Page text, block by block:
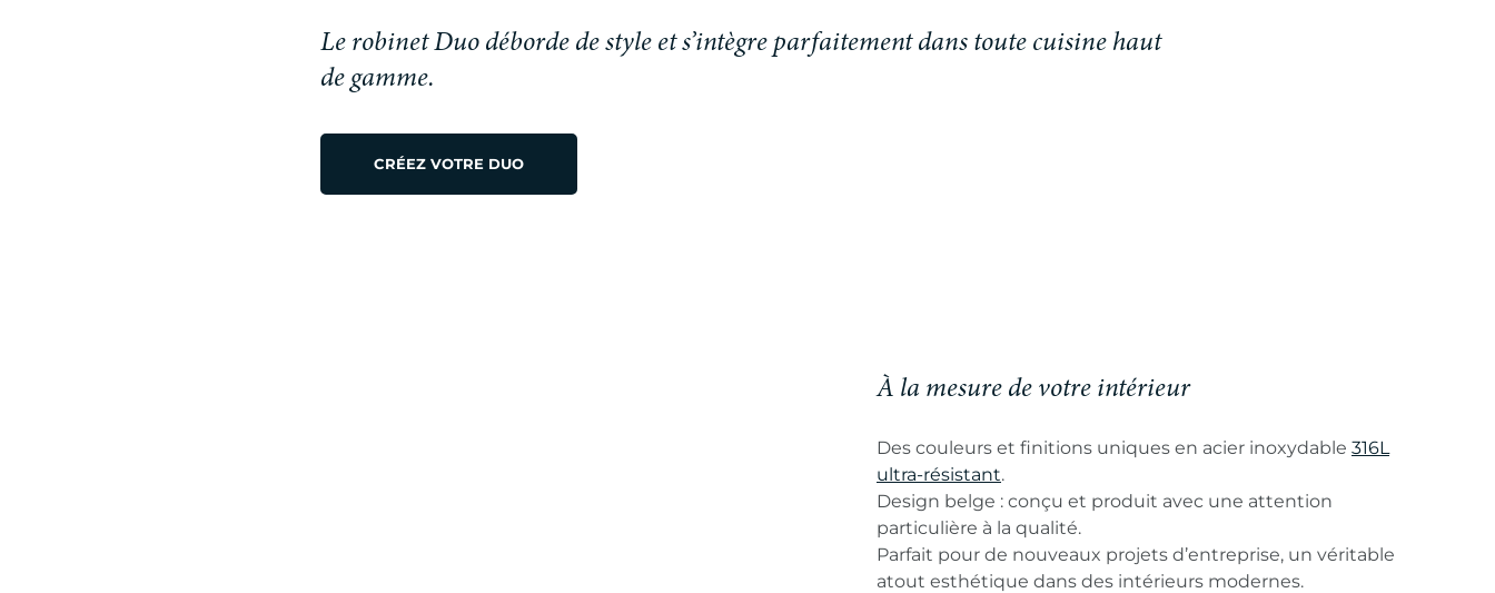
Le robinet Duo déborde de style et s’intègre parfaitement dans toute cuisine haut
de gamme.
CRÉEZ VOTRE DUO
À la mesure de votre intérieur
Des couleurs et finitions uniques en acier inoxydable 316L
ultra-résistant.
Design belge : conçu et produit avec une attention
particulière à la qualité.
Parfait pour de nouveaux projets d’entreprise, un véritable
atout esthétique dans des intérieurs modernes.